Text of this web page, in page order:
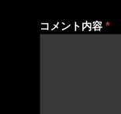
コメント内容 *